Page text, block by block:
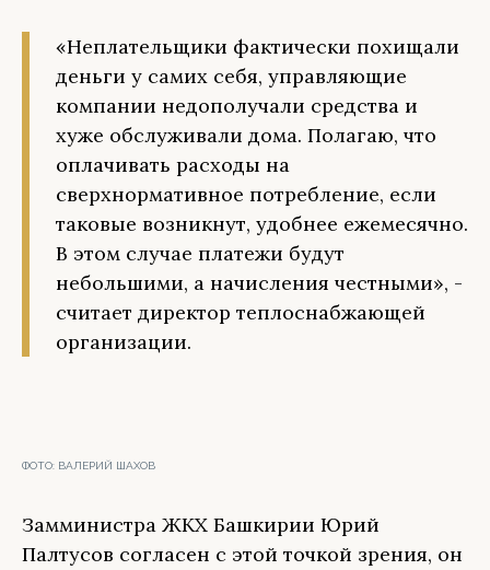
«Неплательщики фактически похищали
деньги у самих себя, управляющие
компании недополучали средства и
хуже обслуживали дома. Полагаю, что
оплачивать расходы на
сверхнормативное потребление, если
таковые возникнут, удобнее ежемесячно.
В этом случае платежи будут
небольшими, а начисления честными», -
считает директор теплоснабжающей
организации.
ФОТО: ВАЛЕРИЙ ШАХОВ
Замминистра ЖКХ Башкирии Юрий
Палтусов согласен с этой точкой зрения, он